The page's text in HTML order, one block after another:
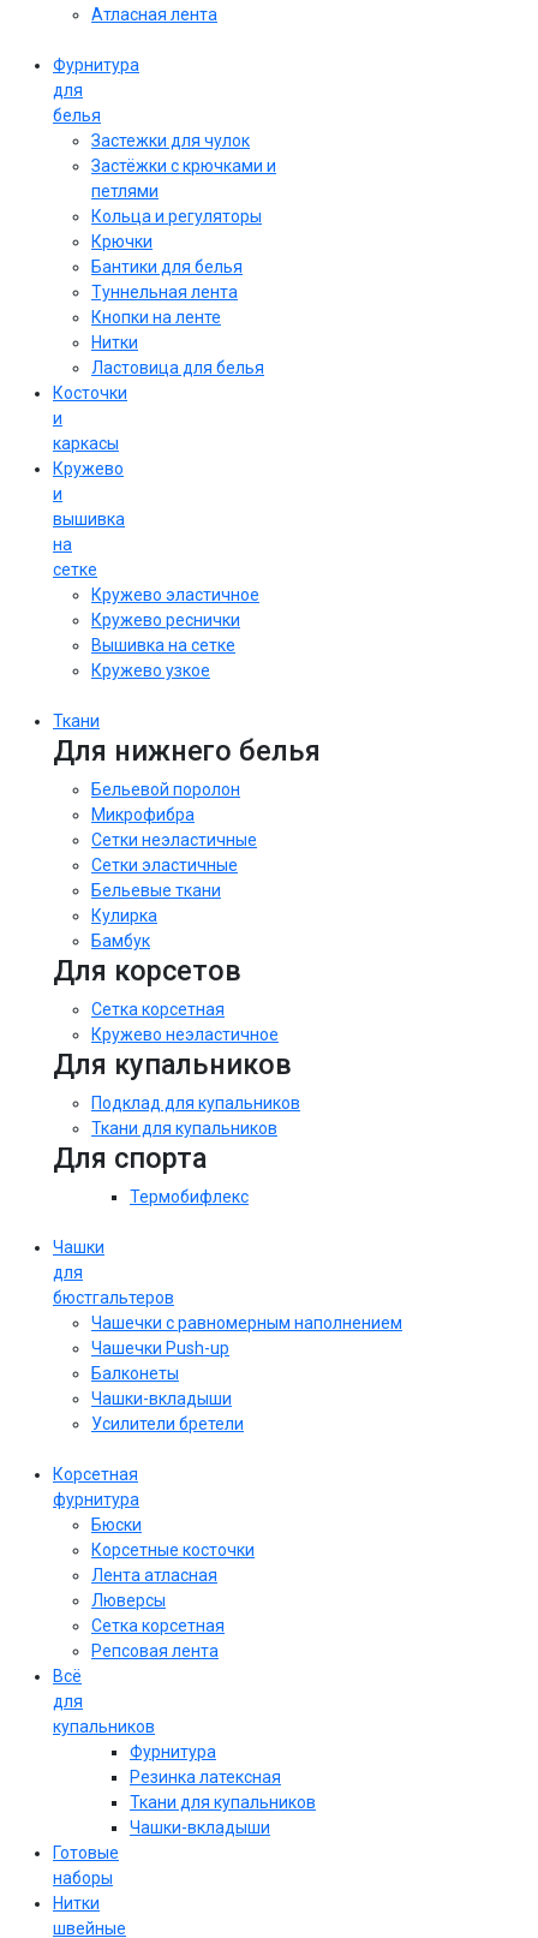
Атласная лента
Фурнитура
для
белья
Застежки для чулок
Застёжки с крючками и
петлями
Кольца и регуляторы
Крючки
Бантики для белья
Туннельная лента
Кнопки на ленте
Нитки
Ластовица для белья
Косточки
и
каркасы
Кружево
и
вышивка
на
сетке
Кружево эластичное
Кружево реснички
Вышивка на сетке
Кружево узкое
Ткани
Для нижнего белья
Бельевой поролон
Микрофибра
Сетки неэластичные
Сетки эластичные
Бельевые ткани
Кулирка
Бамбук
Для корсетов
Сетка корсетная
Кружево неэластичное
Для купальников
Подклад для купальников
Ткани для купальников
Для спорта
Термобифлекс
Чашки
для
бюстгальтеров
Чашечки с равномерным наполнением
Чашечки Push-up
Балконеты
Чашки-вкладыши
Усилители бретели
Корсетная
фурнитура
Бюски
Корсетные косточки
Лента атласная
Люверсы
Сетка корсетная
Репсовая лента
Всё
для
купальников
Фурнитура
Резинка латексная
Ткани для купальников
Чашки-вкладыши
Готовые
наборы
Нитки
швейные